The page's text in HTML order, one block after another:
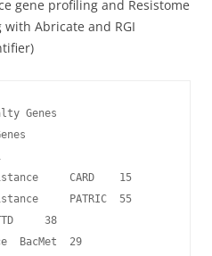
gene profiling and Resistome
Abricate and RGI
Genes
CARD    15
PATRIC  55
38
BacMet  29